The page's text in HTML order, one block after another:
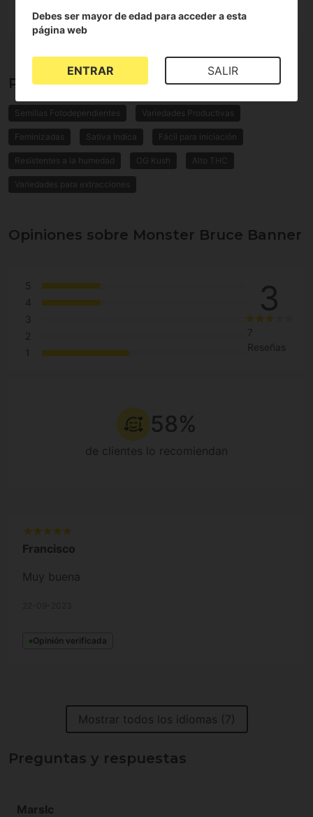
Propiedades de Monster Bruce Banner
Semillas Fotodependientes Variedades Productivas
Feminizadas Sativa Indica Fácil para iniciación
Resistentes a la humedad OG Kush Alto THC
Variedades para extracciones
Opiniones sobre Monster Bruce Banner
5
4
3
2
1
3
7
Reseñas
58%
de clientes lo recomiendan
Francisco
Muy buena
Opinión verificada
Mostrar todos los idiomas (7)
Preguntas y respuestas
Marslc
Debes ser mayor de edad para acceder a esta
página web
ENTRAR SALIR